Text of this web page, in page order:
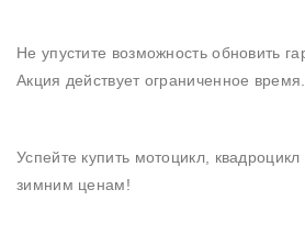
Режим
Пт
-
Не упустите возможность обновить
Акция действует ограниченное время.
Успейте купить мотоцикл,
зимним ценам!